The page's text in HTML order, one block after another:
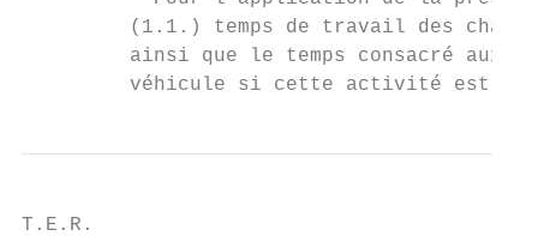
(1.1.) temps de travail des
ainsi que le temps consacré aux
véhicule si cette activité est
T.E.R.